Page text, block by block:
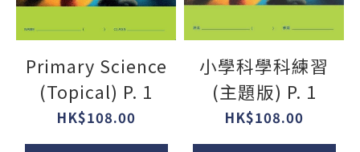
Primary Science
(Topical) P. 1
HK$108.00
小學科學科練習
(主題版) P. 1
HK$108.00